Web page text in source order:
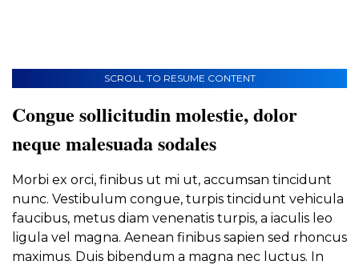
SCROLL TO RESUME CONTENT
Congue sollicitudin molestie, dolor
neque malesuada sodales
Morbi ex orci, finibus ut mi ut, accumsan tincidunt
nunc. Vestibulum congue, turpis tincidunt vehicula
faucibus, metus diam venenatis turpis, a iaculis leo
ligula vel magna. Aenean finibus sapien sed rhoncus
maximus. Duis bibendum a magna nec luctus. In